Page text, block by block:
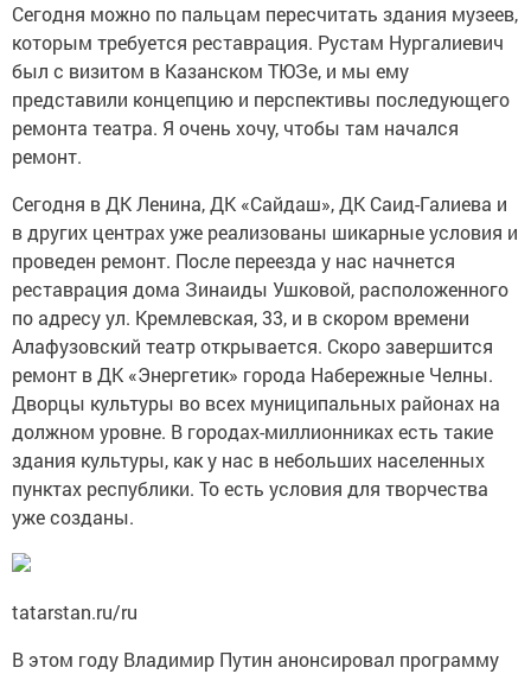
Сегодня можно по пальцам пересчитать здания музеев,
которым требуется реставрация. Рустам Нургалиевич
был с визитом в Казанском ТЮЗе, и мы ему
представили концепцию и перспективы последующего
ремонта театра. Я очень хочу, чтобы там начался
ремонт.
Сегодня в ДК Ленина, ДК «Сайдаш», ДК Саид-Галиева и
в других центрах уже реализованы шикарные условия и
проведен ремонт. После переезда у нас начнется
реставрация дома Зинаиды Ушковой, расположенного
по адресу ул. Кремлевская, 33, и в скором времени
Алафузовский театр открывается. Скоро завершится
ремонт в ДК «Энергетик» города Набережные Челны.
Дворцы культуры во всех муниципальных районах на
должном уровне. В городах-миллионниках есть такие
здания культуры, как у нас в небольших населенных
пунктах республики. То есть условия для творчества
уже созданы.
tatarstan.ru/ru
В этом году Владимир Путин анонсировал программу